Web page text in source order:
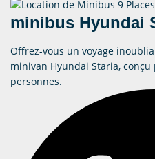
minibus Hyundai
Offrez-vous un voyage
minivan Hyundai Staria, conçu
personnes.